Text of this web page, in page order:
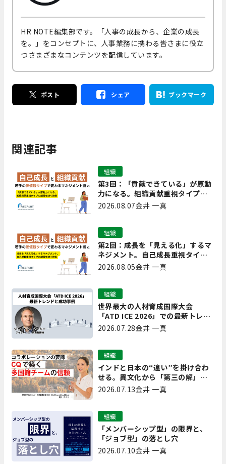
HR NOTE編集部です。「人事の成長から、企業の成長
を。」をコンセプトに、人事業務に携わる皆さまに役立
つさまざまなコンテンツを配信しています。
ポスト シェア ブックマーク
関連記事
第3回：「貢献できている」が原動
力になる。組織貢献重視タイプの
離職を防ぐ技術
組織
2026.08.07金井 一真
第2回：成長を「見える化」するマ
ネジメント。自己成長重視タイプ
の離職を防ぐ技術
組織
2026.08.05金井 一真
世界最大の人材育成国際大会
「ATD ICE 2026」での最新トレン
ドと成功事例｜「重要で実用的
な、日本にも合う」ホットトピッ
組織
2026.07.28金井 一真
インドと日本の“違い”を掛け合わ
せる。異文化から「第三の解」を
生み出す実践【現場を変えるCQ白
組織
2026.07.13金井 一真
「メンバーシップ型」の限界と、
「ジョブ型」の落とし穴
組織
2026.07.10金井 一真